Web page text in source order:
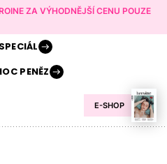
ZA VÝHODNĚJŠÍ CENU POUZE
E-SHOP
SPECIÁL
PENĚZ